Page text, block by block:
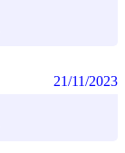
21/11/2023